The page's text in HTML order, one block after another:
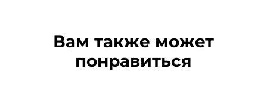
Вам также может
понравиться